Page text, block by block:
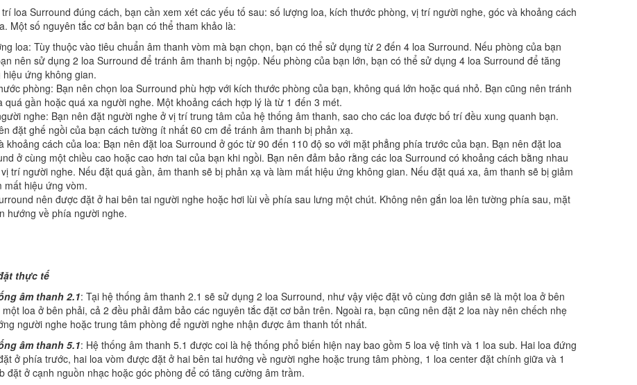
loa Surround đúng cách, bạn cần xem xét các yếu tố sau: số lượng loa, kích thước phòng, vị trí người nghe, góc và khoảng cách
Một số nguyên tắc cơ bản bạn có thể tham khảo là:
loa: Tùy thuộc vào tiêu chuẩn âm thanh vòm mà bạn chọn, bạn có thể sử dụng từ 2 đến 4 loa Surround. Nếu phòng của bạn
nên sử dụng 2 loa Surround để tránh âm thanh bị ngộp. Nếu phòng của bạn lớn, bạn có thể sử dụng 4 loa Surround để tăng
hiệu ứng không gian.
phòng: Bạn nên chọn loa Surround phù hợp với kích thước phòng của bạn, không quá lớn hoặc quá nhỏ. Bạn cũng nên tránh
quá gần hoặc quá xa người nghe. Một khoảng cách hợp lý là từ 1 đến 3 mét.
nghe: Bạn nên đặt người nghe ở vị trí trung tâm của hệ thống âm thanh, sao cho các loa được bố trí đều xung quanh bạn.
đặt ghế ngồi của bạn cách tường ít nhất 60 cm để tránh âm thanh bị phản xạ.
khoảng cách của loa: Bạn nên đặt loa Surround ở góc từ 90 đến 110 độ so với mặt phẳng phía trước của bạn. Bạn nên đặt loa
ở cùng một chiều cao hoặc cao hơn tai của bạn khi ngồi. Bạn nên đảm bảo rằng các loa Surround có khoảng cách bằng nhau
trí người nghe. Nếu đặt quá gần, âm thanh sẽ bị phản xạ và làm mất hiệu ứng không gian. Nếu đặt quá xa, âm thanh sẽ bị giảm
mất hiệu ứng vòm.
nên được đặt ở hai bên tai người nghe hoặc hơi lùi về phía sau lưng một chút. Không nên gắn loa lên tường phía sau, mặt
hướng về phía người nghe.
thực tế
âm thanh 2.1: Tại hệ thống âm thanh 2.1 sẽ sử dụng 2 loa Surround, như vậy việc đặt vô cùng đơn giản sẽ là một loa ở bên
loa ở bên phải, cả 2 đều phải đảm bảo các nguyên tắc đặt cơ bản trên. Ngoài ra, bạn cũng nên đặt 2 loa này nên chếch nhẹ
người nghe hoặc trung tâm phòng để người nghe nhận được âm thanh tốt nhất.
âm thanh 5.1: Hệ thống âm thanh 5.1 được coi là hệ thống phổ biến hiện nay bao gồm 5 loa vệ tinh và 1 loa sub. Hai loa đứng
ở phía trước, hai loa vòm được đặt ở hai bên tai hướng về người nghe hoặc trung tâm phòng, 1 loa center đặt chính giữa và 1
đặt ở cạnh nguồn nhạc hoặc góc phòng để có tăng cường âm trầm.